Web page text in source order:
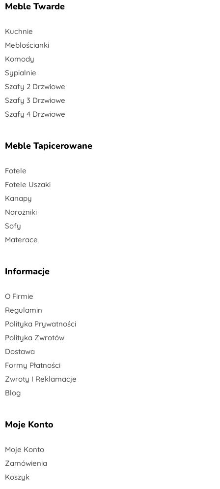
Meble Twarde
Kuchnie
Meblościanki
Komody
Sypialnie
Szafy 2 Drzwiowe
Szafy 3 Drzwiowe
Szafy 4 Drzwiowe
Meble Tapicerowane
Fotele
Fotele Uszaki
Kanapy
Narożniki
Sofy
Materace
Informacje
O Firmie
Regulamin
Polityka Prywatności
Polityka Zwrotów
Dostawa
Formy Płatności
Zwroty I Reklamacje
Blog
Moje Konto
Moje Konto
Zamówienia
Koszyk